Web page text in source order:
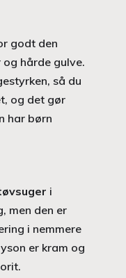
godt den
hårde gulve.
så du
og det gør
har børn
i
men den er
i nemmere
er kram og